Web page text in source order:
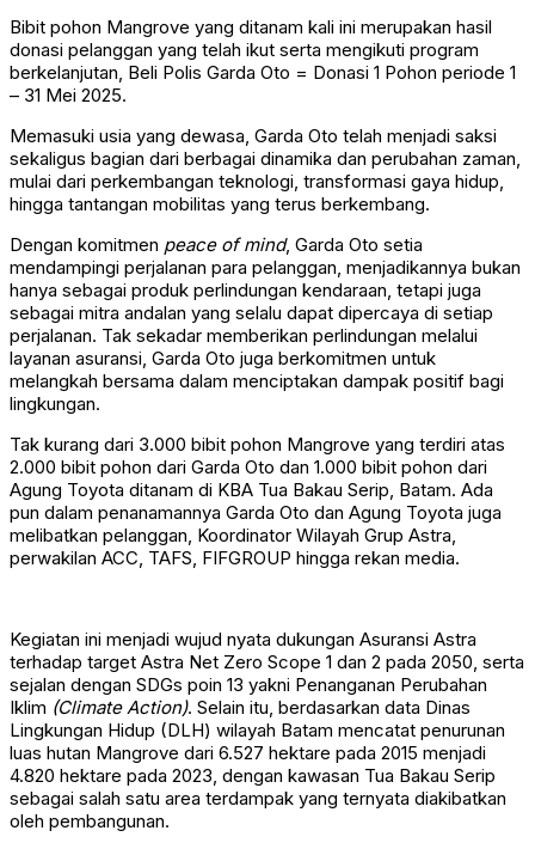
Bibit pohon Mangrove yang ditanam kali ini merupakan hasil
donasi pelanggan yang telah ikut serta mengikuti program
berkelanjutan, Beli Polis Garda Oto = Donasi 1 Pohon periode 1
– 31 Mei 2025.
Memasuki usia yang dewasa, Garda Oto telah menjadi saksi
sekaligus bagian dari berbagai dinamika dan perubahan zaman,
mulai dari perkembangan teknologi, transformasi gaya hidup,
hingga tantangan mobilitas yang terus berkembang.
Dengan komitmen peace of mind, Garda Oto setia
mendampingi perjalanan para pelanggan, menjadikannya bukan
hanya sebagai produk perlindungan kendaraan, tetapi juga
sebagai mitra andalan yang selalu dapat dipercaya di setiap
perjalanan. Tak sekadar memberikan perlindungan melalui
layanan asuransi, Garda Oto juga berkomitmen untuk
melangkah bersama dalam menciptakan dampak positif bagi
lingkungan.
Tak kurang dari 3.000 bibit pohon Mangrove yang terdiri atas
2.000 bibit pohon dari Garda Oto dan 1.000 bibit pohon dari
Agung Toyota ditanam di KBA Tua Bakau Serip, Batam. Ada
pun dalam penanamannya Garda Oto dan Agung Toyota juga
melibatkan pelanggan, Koordinator Wilayah Grup Astra,
perwakilan ACC, TAFS, FIFGROUP hingga rekan media.
Kegiatan ini menjadi wujud nyata dukungan Asuransi Astra
terhadap target Astra Net Zero Scope 1 dan 2 pada 2050, serta
sejalan dengan SDGs poin 13 yakni Penanganan Perubahan
Iklim (Climate Action). Selain itu, berdasarkan data Dinas
Lingkungan Hidup (DLH) wilayah Batam mencatat penurunan
luas hutan Mangrove dari 6.527 hektare pada 2015 menjadi
4.820 hektare pada 2023, dengan kawasan Tua Bakau Serip
sebagai salah satu area terdampak yang ternyata diakibatkan
oleh pembangunan.